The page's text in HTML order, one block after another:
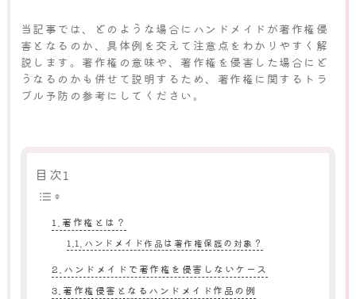
当記事では、どのような場合にハンドメイドが著作権侵
害となるのか、具体例を交えて注意点をわかりやすく解
説します。著作権の意味や、著作権を侵害した場合にど
うなるのかも併せて説明するため、著作権に関するトラ
ブル予防の参考にしてください。
目次1
著作権とは？
ハンドメイド作品は著作権保護の対象？
ハンドメイドで著作権を侵害しないケース
著作権侵害となるハンドメイド作品の例